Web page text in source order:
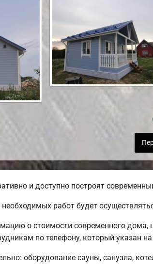
и доступно построят
необходимых работ будет
о стоимости современного дома,
по телефону, который указан
оборудование сауны, санузла,